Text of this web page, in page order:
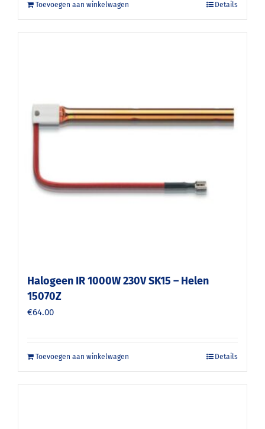
Toevoegen aan winkelwagen Details
Halogeen IR 1000W 230V SK15 – Helen
15070Z
€64.00
Toevoegen aan winkelwagen Details